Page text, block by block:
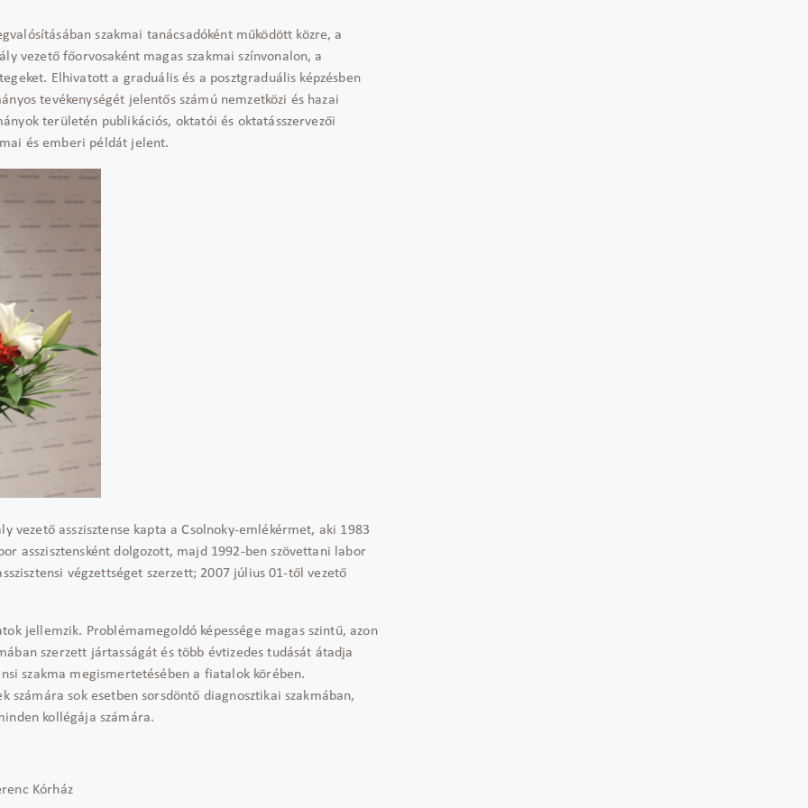
szakmai tanácsadóként működött közre, a
vezető főorvosaként magas szakmai színvonalon, a
Elhivatott a graduális és a posztgraduális képzésben
tevékenységét jelentős számú nemzetközi és hazai
területén publikációs, oktatói és oktatásszervezői
és emberi példát jelent.
vezető asszisztense kapta a Csolnoky-emlékérmet, aki 1983
asszisztensként dolgozott, majd 1992-ben szövettani labor
végzettséget szerzett; 2007 július 01-től vezető
jellemzik. Problémamegoldó képessége magas szintű, azon
szerzett jártasságát és több évtizedes tudását átadja
szakma megismertetésében a fiatalok körében.
sok esetben sorsdöntő diagnosztikai szakmában,
kollégája számára.
Kórház